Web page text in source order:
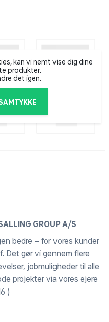
kosmetikmærker
til
til brandet, som
slogan i forskellige
tilbyder et komplet
skønhedsprodukter
kan vi nemt vise dig dine
produkter.
det igen.
GROUP A/S
bedre – for vores kunder
Det gør vi gennem flere
jobmuligheder til alle
projekter via vores ejere
)